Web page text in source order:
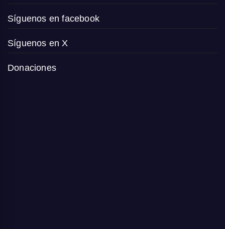
Síguenos en facebook
Síguenos en X
Donaciones